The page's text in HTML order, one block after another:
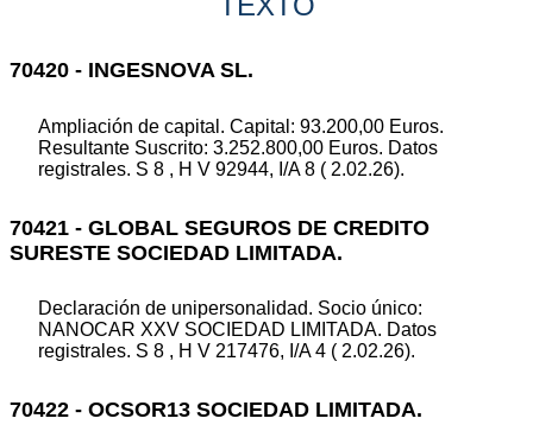
70420 - INGESNOVA SL.
Ampliación de capital. Capital: 93.200,00 Euros.
Resultante Suscrito: 3.252.800,00 Euros. Datos
registrales. S 8 , H V 92944, I/A 8 ( 2.02.26).
70421 - GLOBAL SEGUROS DE CREDITO
SURESTE SOCIEDAD LIMITADA.
Declaración de unipersonalidad. Socio único:
NANOCAR XXV SOCIEDAD LIMITADA. Datos
registrales. S 8 , H V 217476, I/A 4 ( 2.02.26).
70422 - OCSOR13 SOCIEDAD LIMITADA.